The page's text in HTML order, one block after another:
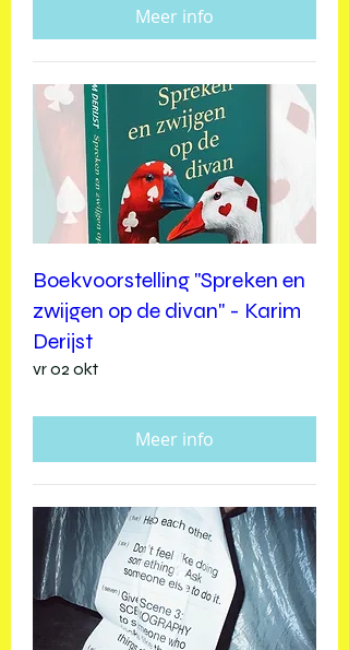
Meer info
Boekvoorstelling "Spreken en
zwijgen op de divan" - Karim
Derijst
vr 02 okt
Meer info